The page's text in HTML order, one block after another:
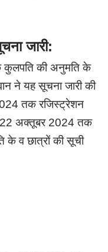
जारी:
के कुलपति की अनुमति के
ने यह सूचना जारी की
तक रजिस्ट्रेशन
22 अक्तूबर 2024 तक
के व छात्रों की सूची